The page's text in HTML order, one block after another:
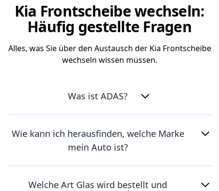
Kia Frontscheibe wechseln:
Häufig gestellte Fragen
Alles, was Sie über den Austausch der Kia Frontscheibe
wechseln wissen müssen.
Was ist ADAS?
Wie kann ich herausfinden, welche Marke
mein Auto ist?
Welche Art Glas wird bestellt und